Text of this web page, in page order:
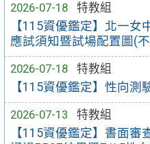
2026-07-18
特教組
【115資優鑑定】北一
應試須知暨試場配置圖(
2026-07-18
特教組
【115資優鑑定】性向測
2026-07-13
特教組
【115資優鑑定】書面